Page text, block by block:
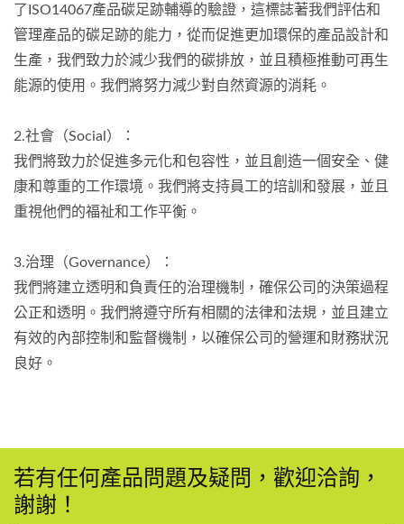
了ISO14067產品碳足跡輔導的驗證，這標誌著我們評估和
管理產品的碳足跡的能力，從而促進更加環保的產品設計和
生產，我們致力於減少我們的碳排放，並且積極推動可再生
能源的使用。我們將努力減少對自然資源的消耗。
2.社會（Social）：
我們將致力於促進多元化和包容性，並且創造一個安全、健
康和尊重的工作環境。我們將支持員工的培訓和發展，並且
重視他們的福祉和工作平衡。
3.治理（Governance）：
我們將建立透明和負責任的治理機制，確保公司的決策過程
公正和透明。我們將遵守所有相關的法律和法規，並且建立
有效的內部控制和監督機制，以確保公司的營運和財務狀況
良好。
若有任何產品問題及疑問，歡迎洽詢，
謝謝！